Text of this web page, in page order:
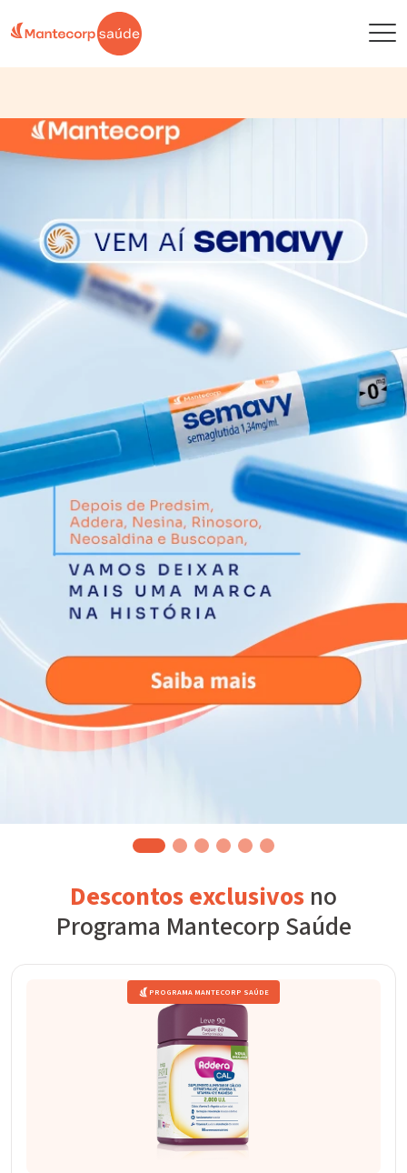
Descontos exclusivos no
Programa Mantecorp Saúde
PROGRAMA MANTECORP SAÚDE